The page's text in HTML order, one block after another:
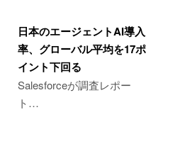
日本のエージェントAI導入
率、グローバル平均を17ポ
イント下回る
Salesforceが調査レポー
ト…